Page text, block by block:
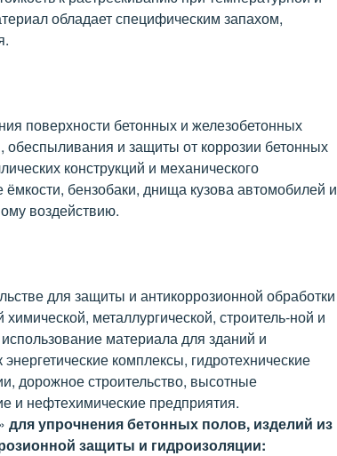
обладает специфическим запахом,
поверхности бетонных и железобетонных
обеспыливания и защиты от коррозии бетонных
конструкций и механического
бензобаки, днища кузова автомобилей и
воздействию.
для защиты и антикоррозионной обработки
металлургической, строитель-ной и
материала для зданий и
комплексы, гидротехнические
дорожное строительство, высотные
и нефтехимические предприятия.
для упрочнения бетонных полов, изделий из
защиты и гидроизоляции: